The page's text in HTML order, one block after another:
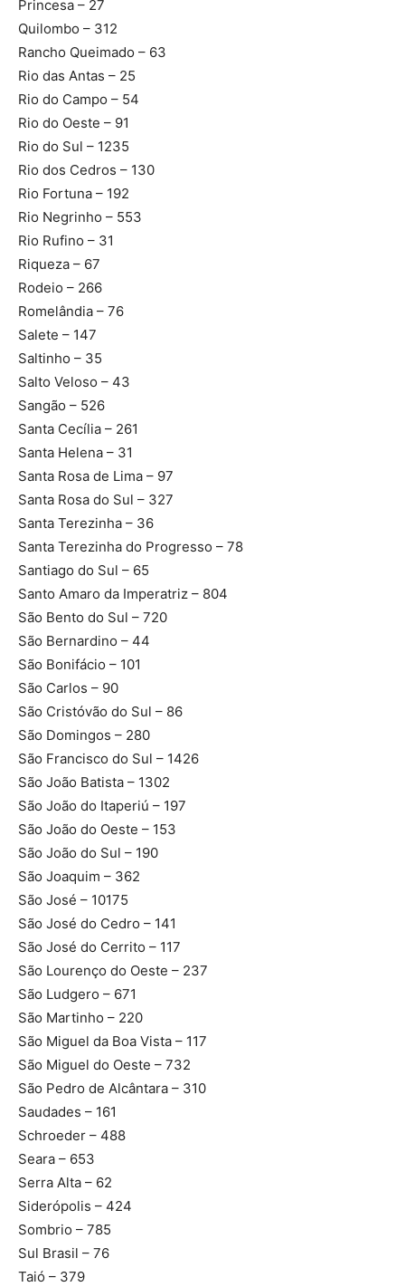
Princesa – 27
Quilombo – 312
Rancho Queimado – 63
Rio das Antas – 25
Rio do Campo – 54
Rio do Oeste – 91
Rio do Sul – 1235
Rio dos Cedros – 130
Rio Fortuna – 192
Rio Negrinho – 553
Rio Rufino – 31
Riqueza – 67
Rodeio – 266
Romelândia – 76
Salete – 147
Saltinho – 35
Salto Veloso – 43
Sangão – 526
Santa Cecília – 261
Santa Helena – 31
Santa Rosa de Lima – 97
Santa Rosa do Sul – 327
Santa Terezinha – 36
Santa Terezinha do Progresso – 78
Santiago do Sul – 65
Santo Amaro da Imperatriz – 804
São Bento do Sul – 720
São Bernardino – 44
São Bonifácio – 101
São Carlos – 90
São Cristóvão do Sul – 86
São Domingos – 280
São Francisco do Sul – 1426
São João Batista – 1302
São João do Itaperiú – 197
São João do Oeste – 153
São João do Sul – 190
São Joaquim – 362
São José – 10175
São José do Cedro – 141
São José do Cerrito – 117
São Lourenço do Oeste – 237
São Ludgero – 671
São Martinho – 220
São Miguel da Boa Vista – 117
São Miguel do Oeste – 732
São Pedro de Alcântara – 310
Saudades – 161
Schroeder – 488
Seara – 653
Serra Alta – 62
Siderópolis – 424
Sombrio – 785
Sul Brasil – 76
Taió – 379